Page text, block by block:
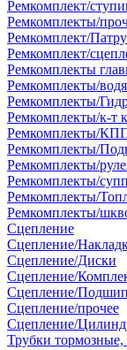
Ремкомплект/
Ремкомплекты/
Ремкомплект/
Ремкомплект/
Ремкомплекты
Ремкомплекты/
Ремкомплекты/
Ремкомплекты/к-т
Ремкомплекты/
Ремкомплекты/
Ремкомплекты/
Ремкомплекты/
Ремкомплекты/
Ремкомплекты/
Сцепление
Сцепление/
Сцепление/Диски
Сцепление/
Сцепление/
Сцепление/прочее
Сцепление/
Трубки